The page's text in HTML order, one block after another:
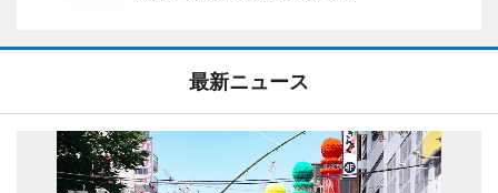
最新ニュース